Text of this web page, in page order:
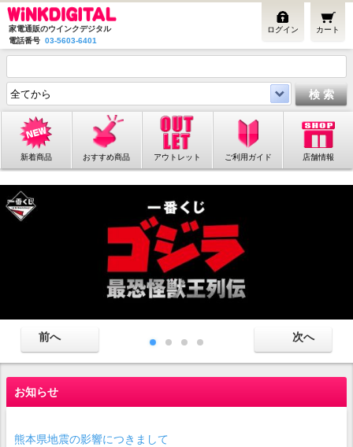
家電通販のウインクデジタル
電話番号 03-5603-6401
カート
ログイン
新着商品 おすすめ商品 アウトレット ご利用ガイド 店舗情報
お知らせ
熊本県地震の影響につきまして